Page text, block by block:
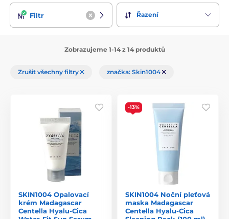
Filtr Řazení
Zobrazujeme 1-14 z 14 produktů
Zrušit všechny filtry značka: Skin1004
SKIN1004 Opalovací
krém Madagascar
Centella Hyalu-Cica
-13%
SKIN1004 Noční pleťová
maska Madagascar
Centella Hyalu-Cica